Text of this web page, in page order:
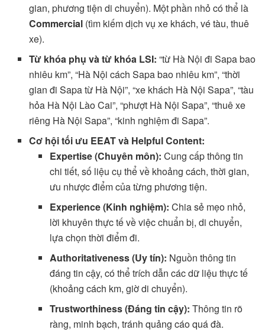
gian, phương tiện di chuyển). Một phần nhỏ có thể là
Commercial (tìm kiếm dịch vụ xe khách, vé tàu, thuê
xe).
Từ khóa phụ và từ khóa LSI: “từ Hà Nội đi Sapa bao
nhiêu km”, “Hà Nội cách Sapa bao nhiêu km”, “thời
gian đi Sapa từ Hà Nội”, “xe khách Hà Nội Sapa”, “tàu
hỏa Hà Nội Lào Cai”, “phượt Hà Nội Sapa”, “thuê xe
riêng Hà Nội Sapa”, “kinh nghiệm đi Sapa”.
Cơ hội tối ưu EEAT và Helpful Content:
Expertise (Chuyên môn): Cung cấp thông tin
chi tiết, số liệu cụ thể về khoảng cách, thời gian,
ưu nhược điểm của từng phương tiện.
Experience (Kinh nghiệm): Chia sẻ mẹo nhỏ,
lời khuyên thực tế về việc chuẩn bị, di chuyển,
lựa chọn thời điểm đi.
Authoritativeness (Uy tín): Nguồn thông tin
đáng tin cậy, có thể trích dẫn các dữ liệu thực tế
(khoảng cách km, giờ di chuyển).
Trustworthiness (Đáng tin cậy): Thông tin rõ
ràng, minh bạch, tránh quảng cáo quá đà.